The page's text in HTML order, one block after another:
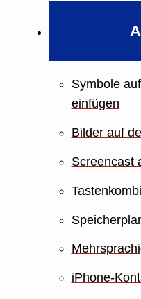
Symbole
einfügen
Bilder auf
Screencast
iPhone-